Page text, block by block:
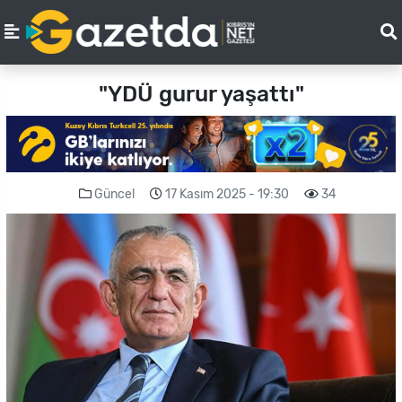
"YDÜ gurur yaşattı"
Güncel 17 Kasım 2025 - 19:30 34